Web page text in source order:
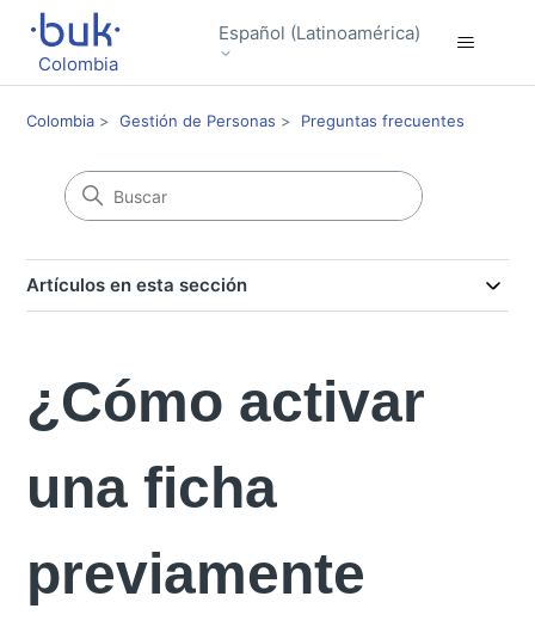
Colombia
Español (Latinoamérica)
Colombia Gestión de Personas Preguntas frecuentes
Artículos en esta sección
¿Cómo activar
una ficha
previamente